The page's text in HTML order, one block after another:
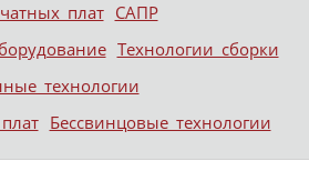
плат САПР
Технологии сборки
технологии
Бессвинцовые технологии